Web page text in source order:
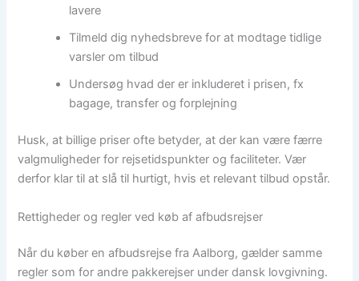
lavere
Tilmeld dig nyhedsbreve for at modtage tidlige
varsler om tilbud
Undersøg hvad der er inkluderet i prisen, fx
bagage, transfer og forplejning
Husk, at billige priser ofte betyder, at der kan være færre
valgmuligheder for rejsetidspunkter og faciliteter. Vær
derfor klar til at slå til hurtigt, hvis et relevant tilbud opstår.
Rettigheder og regler ved køb af afbudsrejser
Når du køber en afbudsrejse fra Aalborg, gælder samme
regler som for andre pakkerejser under dansk lovgivning.